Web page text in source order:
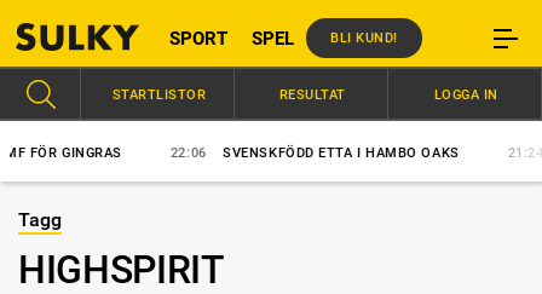
SPORT SPEL BLI KUND!
GINGRAS 22:06 SVENSKFÖDD ETTA I HAMBO OAKS 21:24
STARTLISTOR RESULTAT LOGGA IN
Tagg
HIGHSPIRIT